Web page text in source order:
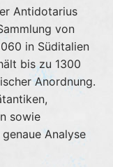
Antidotarius
von
in Süditalien
bis zu 1300
Anordnung.
sowie
Analyse